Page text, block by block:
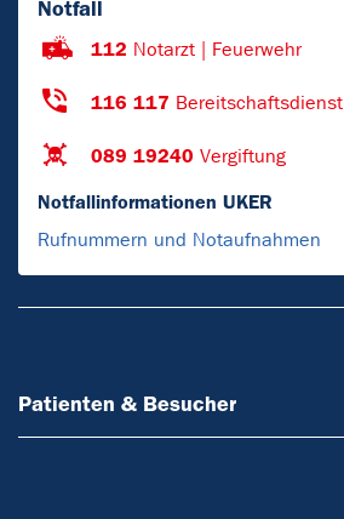
Notfall
112 Notarzt | Feuerwehr
116 117 Bereitschaftsdienst
089 19240 Vergiftung
Notfallinformationen UKER
Rufnummern und Notaufnahmen
Patienten & Besucher